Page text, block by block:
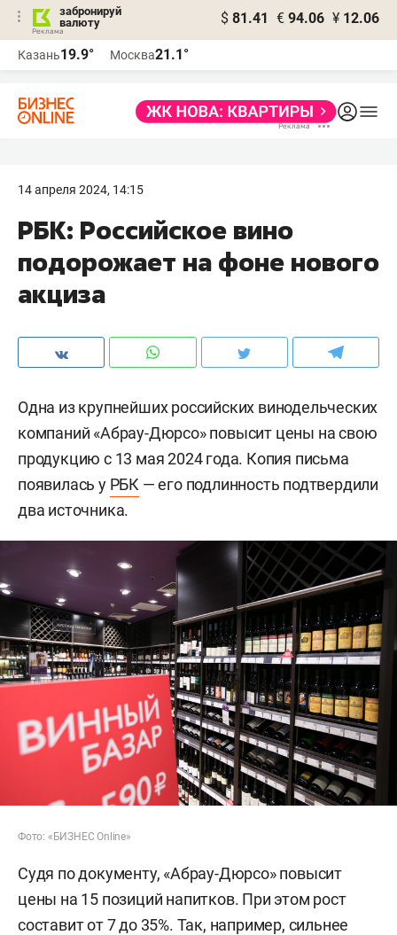
забронируй
валюту
$ 81.41 € 94.06 ¥ 12.06
Казань19.9° Москва21.1°
14 апреля 2024, 14:15
РБК: Российское вино
подорожает на фоне нового
акциза
Одна из крупнейших российских винодельческих
компаний «Абрау-Дюрсо» повысит цены на свою
продукцию с 13 мая 2024 года. Копия письма
появилась у РБК — его подлинность подтвердили
два источника.
Фото: «БИЗНЕС Online»
Судя по документу, «Абрау-Дюрсо» повысит
цены на 15 позиций напитков. При этом рост
составит от 7 до 35%. Так, например, сильнее